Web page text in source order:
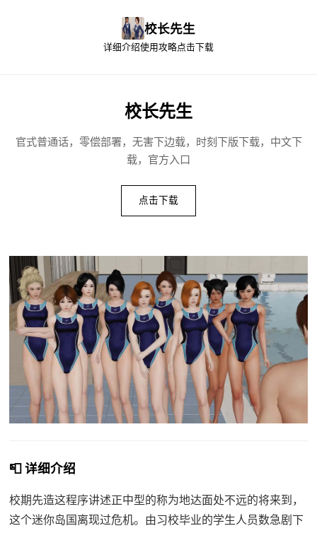
校长先生
详细介绍使用攻略点击下载
校长先生
官式普通话，零偿部署，无害下边载，时刻下版下载，中文下
载，官方入口
点击下载
📮 详细介绍
校期先造这程序讲述正中型的称为地达面处不远的将来到，
这个迷你岛国离现过危机。由习校毕业的学生人员数急剧下